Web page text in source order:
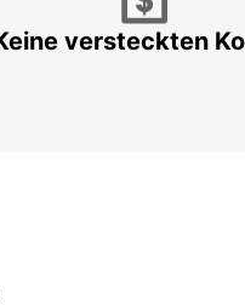
versteckten